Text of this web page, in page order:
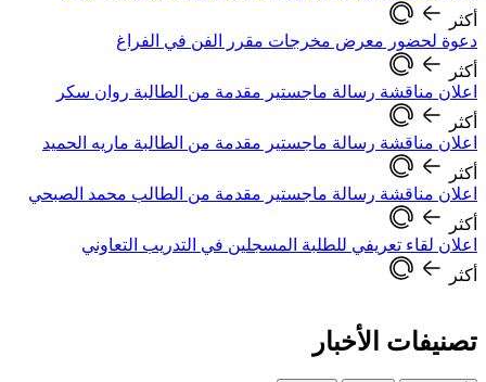
أكثر
دعوة لحضور معرض مخرجات مقرر الفن في الفراغ
أكثر
اعلان مناقشة رسالة ماجستير مقدمة من الطالبة روان سكر
أكثر
اعلان مناقشة رسالة ماجستير مقدمة من الطالبة ماريه الحميد
أكثر
اعلان مناقشة رسالة ماجستير مقدمة من الطالب محمد الصبحي
أكثر
اعلان لقاء تعريفي للطلبة المسجلين في التدريب التعاوني
أكثر
تصنيفات الأخبار